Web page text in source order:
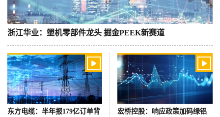
浙江华业：塑机零部件龙头 掘金PEEK新赛道

东方电缆：半年报179亿订单背

宏桥控股：响应政策加码绿铝